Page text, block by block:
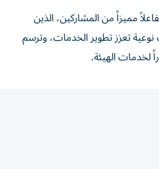
مميزاً من المشاركين، الذين
تعزز تطوير الخدمات، وترسم
لخدمات الهيئة.